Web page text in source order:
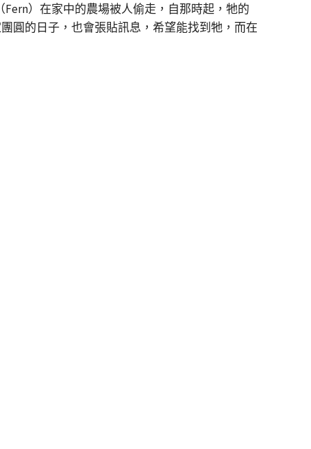
）在家中的農場被人偷走，自那時起，牠的
圓的日子，也會張貼訊息，希望能找到牠，而在